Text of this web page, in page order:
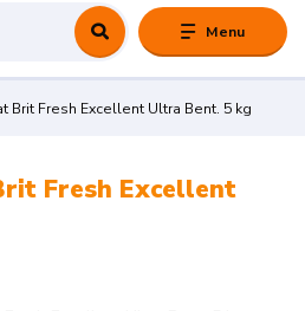
Menu
Brit Fresh Excellent Ultra Bent. 5 kg
Fresh Excellent